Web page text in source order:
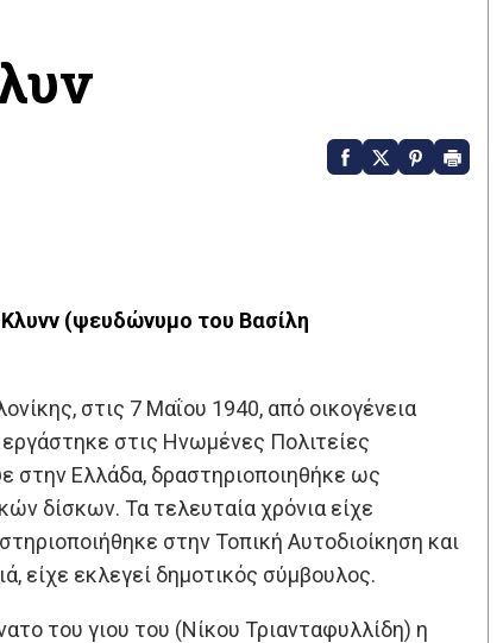
(ψευδώνυμο του Βασίλη
στις 7 Μαΐου 1940, από οικογένεια
στις Ηνωμένες Πολιτείες
στην Ελλάδα, δραστηριοποιηθήκε ως
δίσκων. Τα τελευταία χρόνια είχε
στην Τοπική Αυτοδιοίκηση και
είχε εκλεγεί δημοτικός σύμβουλος.
του γιου του (Νίκου Τριανταφυλλίδη) η